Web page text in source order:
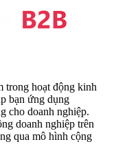
hoạt động kinh
bạn ứng dụng
cho doanh nghiệp.
doanh nghiệp trên
qua mô hình cộng